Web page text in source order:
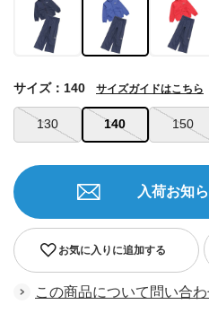
130 140 150
サイズ：140 サイズガイドはこちら
お気に入りに追加する
入荷お知
この商品について問い合わ